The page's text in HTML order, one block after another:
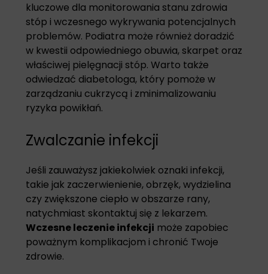
kluczowe dla monitorowania stanu zdrowia
stóp i wczesnego wykrywania potencjalnych
problemów. Podiatra może również doradzić
w kwestii odpowiedniego obuwia, skarpet oraz
właściwej pielęgnacji stóp. Warto także
odwiedzać diabetologa, który pomoże w
zarządzaniu cukrzycą i zminimalizowaniu
ryzyka powikłań.
Zwalczanie infekcji
Jeśli zauważysz jakiekolwiek oznaki infekcji,
takie jak zaczerwienienie, obrzęk, wydzielina
czy zwiększone ciepło w obszarze rany,
natychmiast skontaktuj się z lekarzem.
Wczesne leczenie infekcji może zapobiec
poważnym komplikacjom i chronić Twoje
zdrowie.